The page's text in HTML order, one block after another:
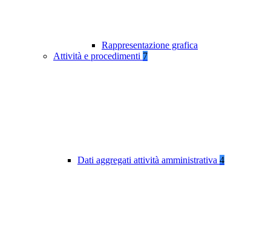
Rappresentazione grafica
Attività e procedimenti 7
Dati aggregati attività amministrativa 4